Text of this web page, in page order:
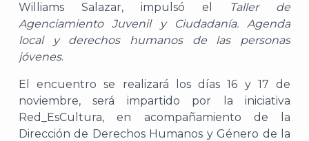
Williams Salazar, impulsó el
Taller de
Agenciamiento Juvenil y Ciudadanía. Agenda
local y derechos humanos de las personas
jóvenes.
El encuentro se realizará los días 16 y 17 de
noviembre, será impartido por la iniciativa
Red_EsCultura, en acompañamiento de la
Dirección de Derechos Humanos y Género de la